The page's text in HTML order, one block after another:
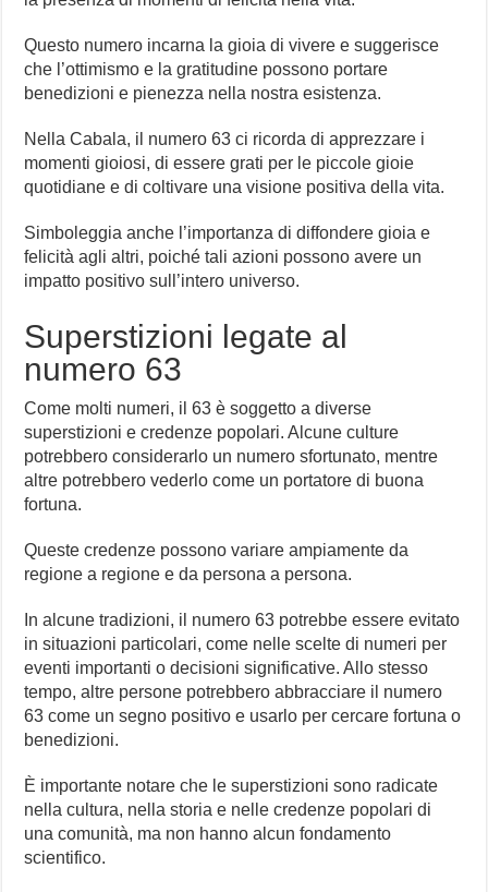
Questo numero incarna la gioia di vivere e suggerisce
che l’ottimismo e la gratitudine possono portare
benedizioni e pienezza nella nostra esistenza.
Nella Cabala, il numero 63 ci ricorda di apprezzare i
momenti gioiosi, di essere grati per le piccole gioie
quotidiane e di coltivare una visione positiva della vita.
Simboleggia anche l’importanza di diffondere gioia e
felicità agli altri, poiché tali azioni possono avere un
impatto positivo sull’intero universo.
Superstizioni legate al
numero 63
Come molti numeri, il 63 è soggetto a diverse
superstizioni e credenze popolari. Alcune culture
potrebbero considerarlo un numero sfortunato, mentre
altre potrebbero vederlo come un portatore di buona
fortuna.
Queste credenze possono variare ampiamente da
regione a regione e da persona a persona.
In alcune tradizioni, il numero 63 potrebbe essere evitato
in situazioni particolari, come nelle scelte di numeri per
eventi importanti o decisioni significative. Allo stesso
tempo, altre persone potrebbero abbracciare il numero
63 come un segno positivo e usarlo per cercare fortuna o
benedizioni.
È importante notare che le superstizioni sono radicate
nella cultura, nella storia e nelle credenze popolari di
una comunità, ma non hanno alcun fondamento
scientifico.